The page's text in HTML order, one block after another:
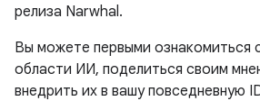
релиза Narwhal.
Вы можете первыми ознакомиться
области ИИ, поделиться своим
внедрить их в вашу повседневную